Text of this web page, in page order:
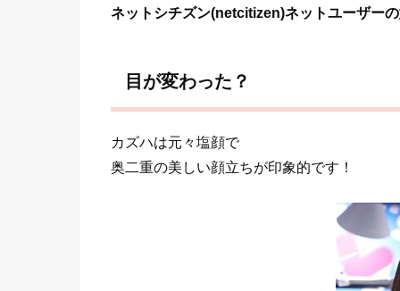
ネットシチズン(netcitizen)ネットユーザー
目が変わった？
カズハは元々塩顔で
奥二重の美しい顔立ちが印象的です！